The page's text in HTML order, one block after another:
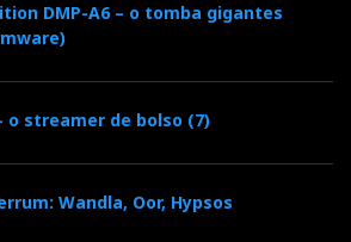
DMP-A6 – o tomba gigantes
o streamer de bolso (7)
Wandla, Oor, Hypsos